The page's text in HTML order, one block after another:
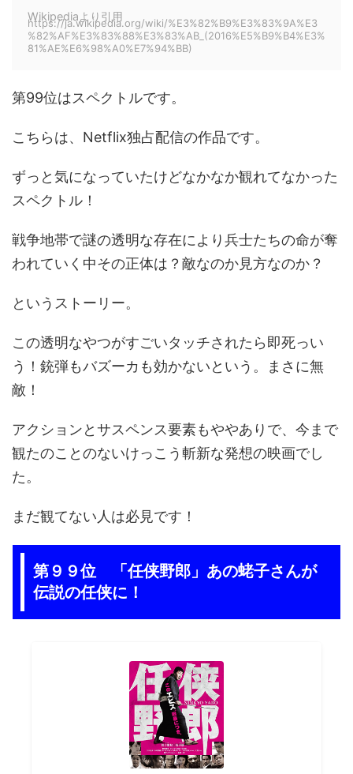
Wikipediaより引用
https://ja.wikipedia.org/wiki/%E3%82%B9%E3%83%9A%E3
%82%AF%E3%83%88%E3%83%AB_(2016%E5%B9%B4%E3%
81%AE%E6%98%A0%E7%94%BB)
第99位はスペクトルです。
こちらは、Netflix独占配信の作品です。
ずっと気になっていたけどなかなか観れてなかった
スペクトル！
戦争地帯で謎の透明な存在により兵士たちの命が奪
われていく中その正体は？敵なのか見方なのか？
というストーリー。
この透明なやつがすごいタッチされたら即死っい
う！銃弾もバズーカも効かないという。まさに無
敵！
アクションとサスペンス要素もややありで、今まで
観たのことのないけっこう斬新な発想の映画でし
た。
まだ観てない人は必見です！
第９９位 「任侠野郎」あの蛯子さんが
伝説の任侠に！